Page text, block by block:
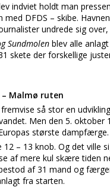
indviet holdt man
DFDS – skibe.
undrede sig
Sundmolen blev alle
skete der forskellige
– Malmø ruten
så stor en
Men den 5.
største
– 13 knob. Og det
af mere kul skære tiden
af 31 mand og
fra starten.